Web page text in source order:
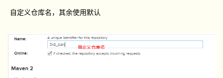
自定义仓库名，其余使用默认